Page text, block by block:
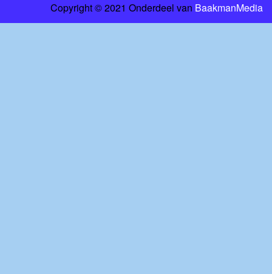
Copyright © 2021 Onderdeel van BaakmanMedia